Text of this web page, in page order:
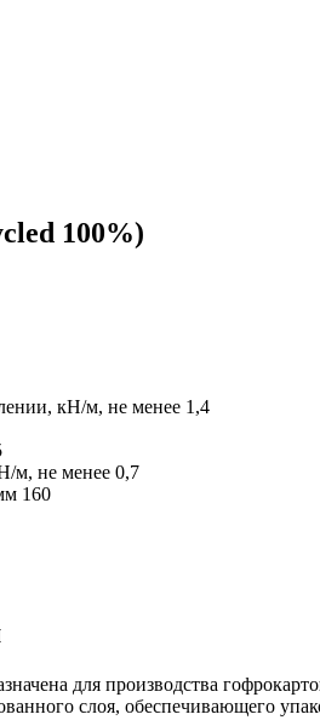
100%)
кН/м, не менее 1,4
м, не менее 0,7
160
для производства
слоя, обеспечивающего